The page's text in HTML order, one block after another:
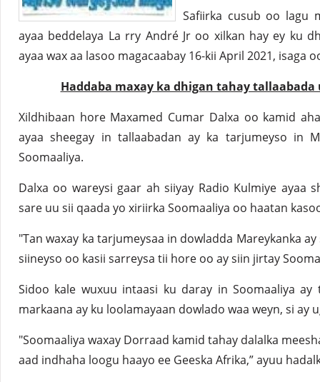
Safiirka cusub oo lagu
ayaa beddelaya La rry André Jr oo xilkan hay ey ku
ayaa wax aa lasoo magacaabay 16-kii April 2021, isaga
Haddaba maxay ka dhigan tahay tallaabada
Xildhibaan hore Maxamed Cumar Dalxa oo kamid
ayaa sheegay in tallaabadan ay ka tarjumeyso in
Soomaaliya.
Dalxa oo wareysi gaar ah siiyay Radio Kulmiye ayaa
sare uu sii qaada yo xiriirka Soomaaliya oo haatan
"Tan waxay ka tarjumeysaa in dowladda Mareykanka
siineyso oo kasii sarreysa tii hore oo ay siin jirtay
Sidoo kale wuxuu intaasi ku daray in Soomaaliya
markaana ay ku loolamayaan dowlado waa weyn, si ay
"Soomaaliya waxay Dorraad kamid tahay dalalka
aad indhaha loogu haayo ee Geeska Afrika,” ayuu